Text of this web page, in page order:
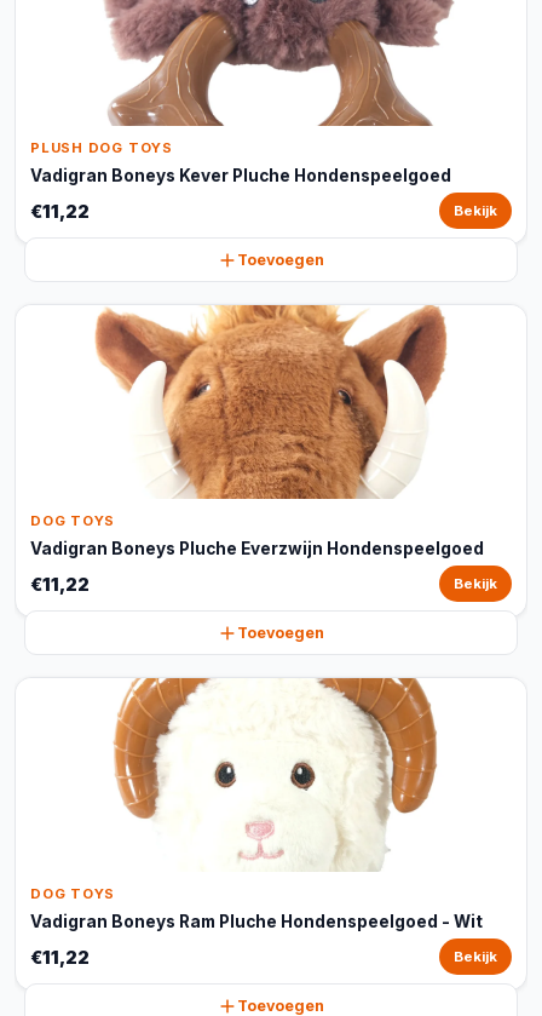
PLUSH DOG TOYS
Vadigran Boneys Kever Pluche Hondenspeelgoed
€11,22 Bekijk
Toevoegen
DOG TOYS
Vadigran Boneys Pluche Everzwijn Hondenspeelgoed
€11,22 Bekijk
Toevoegen
DOG TOYS
Vadigran Boneys Ram Pluche Hondenspeelgoed - Wit
€11,22 Bekijk
Toevoegen